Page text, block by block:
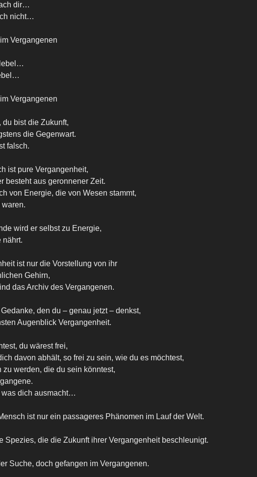
dir…
nicht…
Vergangenen
Vergangenen
du bist die Zukunft,
die Gegenwart.
falsch.
ist pure Vergangenheit,
besteht aus geronnener Zeit.
von Energie, die von Wesen stammt,
wird er selbst zu Energie,
nährt.
ist nur die Vorstellung von ihr
Gehirn,
das Archiv des Vergangenen.
den du – genau jetzt – denkst,
Augenblick Vergangenheit.
du wärest frei,
davon abhält, so frei zu sein, wie du es möchtest,
zu werden, die du sein könntest,
was dich ausmacht…
ist nur ein passageres Phänomen im Lauf der Welt.
Spezies, die die Zukunft ihrer Vergangenheit beschleunigt.
Suche, doch gefangen im Vergangenen.